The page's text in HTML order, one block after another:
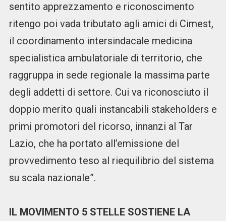
sentito apprezzamento e riconoscimento
ritengo poi vada tributato agli amici di Cimest,
il coordinamento intersindacale medicina
specialistica ambulatoriale di territorio, che
raggruppa in sede regionale la massima parte
degli addetti di settore. Cui va riconosciuto il
doppio merito quali instancabili stakeholders e
primi promotori del ricorso, innanzi al Tar
Lazio, che ha portato all’emissione del
provvedimento teso al riequilibrio del sistema
su scala nazionale”.
IL MOVIMENTO 5 STELLE SOSTIENE LA